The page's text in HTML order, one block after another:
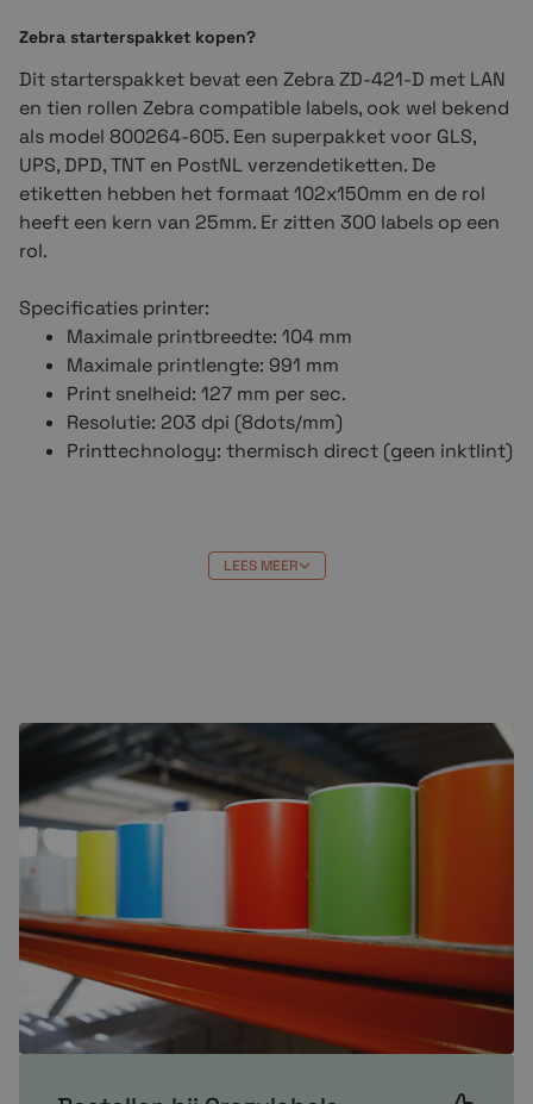
Zebra starterspakket kopen?
Dit starterspakket bevat een Zebra ZD-421-D met LAN
en tien rollen Zebra compatible labels, ook wel bekend
als model 800264-605. Een superpakket voor GLS,
UPS, DPD, TNT en PostNL verzendetiketten. De
etiketten hebben het formaat 102x150mm en de rol
heeft een kern van 25mm. Er zitten 300 labels op een
rol.
Specificaties printer:
Maximale printbreedte: 104 mm
Maximale printlengte: 991 mm
Print snelheid: 127 mm per sec.
Resolutie: 203 dpi (8dots/mm)
Printtechnology: thermisch direct (geen inktlint)
LEES MEER